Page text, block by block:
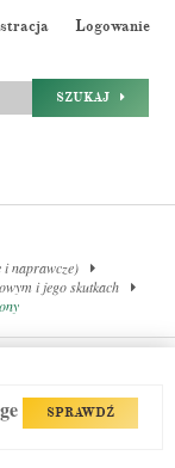
Logowanie
SZUKAJ
i naprawcze)
i jego skutkach
SPRAWDŹ